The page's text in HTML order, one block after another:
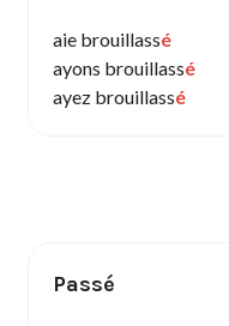
aie brouillassé
ayons brouillassé
ayez brouillassé
Passé